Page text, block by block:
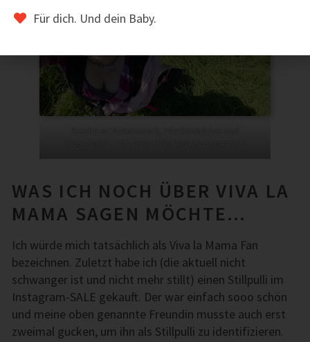
WAS ICH NOCH ÜBER VIVA LA
MAMA SAGEN MÖCHTE…
Ich würde mich tatsächlich als Viva la Mama Fan
bezeichnen. Zuletzt habe ich (die aktuell nicht
schwanger ist und nicht mehr stillt) einen Stillpulli im
Instagram-SALE gekauft. Der war einfach sooo schön
und meine oben genannte Freundin musste auch erst
zweimal gucken, um ihn als Stillpulli zu identifizieren.
Für dich. Und dein Baby.